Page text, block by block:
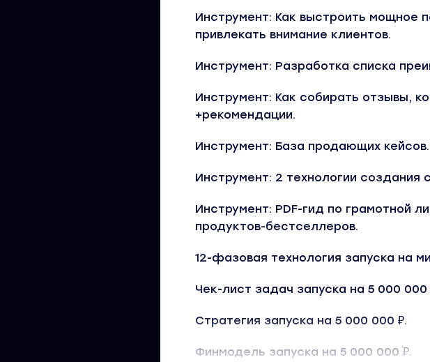
Инструмент: Как выстроить мощное
привлекать внимание клиентов.
Инструмент: Разработка списка
Инструмент: Как собирать отзывы,
+рекомендации.
Инструмент: База продающих
Инструмент: 2 технологии создания
Инструмент: PDF-гид по грамотной
продуктов-бестселлеров.
12-фазовая технология запуска на
Чек-лист задач запуска на 5 000 000
Стратегия запуска на 5 000 000 ₽.
Финмодель запуска на 5 000 000 ₽.